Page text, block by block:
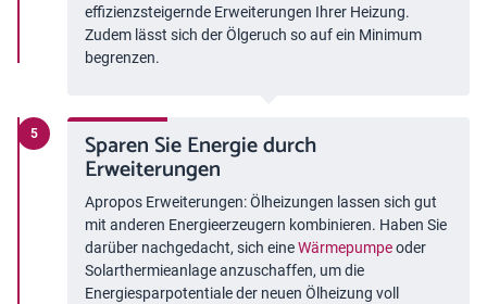
effizienzsteigernde Erweiterungen Ihrer Heizung.
Zudem lässt sich der Ölgeruch so auf ein Minimum
begrenzen.
Sparen Sie Energie durch
Erweiterungen
Apropos Erweiterungen: Ölheizungen lassen sich gut
mit anderen Energieerzeugern kombinieren. Haben Sie
darüber nachgedacht, sich eineWärmepumpeoder
Solarthermieanlage anzuschaffen, um die
Energiesparpotentiale der neuen Ölheizung voll